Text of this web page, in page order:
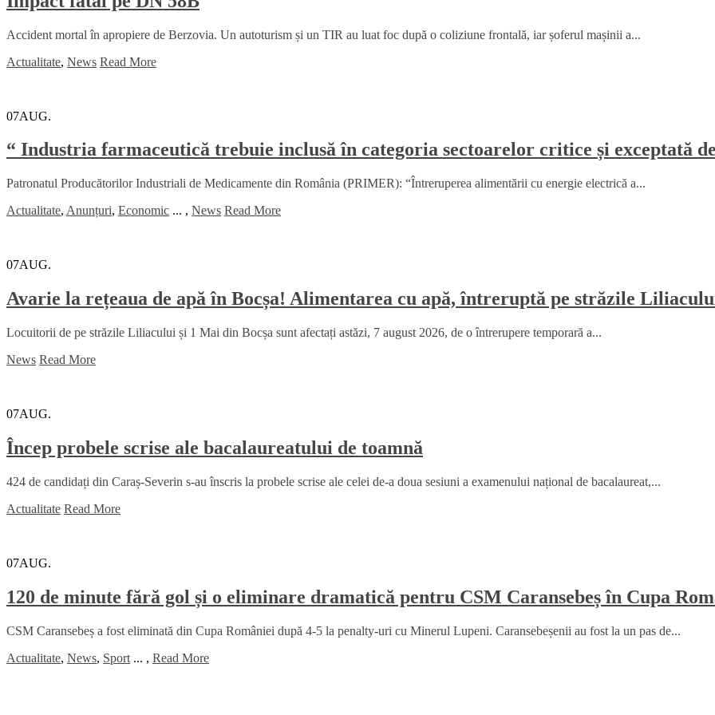
Accident mortal în apropiere de Berzovia. Un autoturism și un TIR au luat foc după o coliziune frontală, iar șoferul mașinii a...
Actualitate, News Read More
07AUG.
“ Industria farmaceutică trebuie inclusă în categoria sectoarelor critice și exceptată
Patronatul Producătorilor Industriali de Medicamente din România (PRIMER): “Întreruperea alimentării cu energie electrică a...
Actualitate, Anunțuri, Economic ... , News Read More
07AUG.
Avarie la rețeaua de apă în Bocșa! Alimentarea cu apă, întreruptă pe străzile
Locuitorii de pe străzile Liliacului și 1 Mai din Bocșa sunt afectați astăzi, 7 august 2026, de o întrerupere temporară a...
News Read More
07AUG.
Încep probele scrise ale bacalaureatului de toamnă
424 de candidați din Caraș-Severin s-au înscris la probele scrise ale celei de-a doua sesiuni a examenului național de bacalaureat,...
Actualitate Read More
07AUG.
120 de minute fără gol și o eliminare dramatică pentru CSM Caransebeș în Cupa
CSM Caransebeș a fost eliminată din Cupa României după 4-5 la penalty-uri cu Minerul Lupeni. Caransebeșenii au fost la un pas de...
Actualitate, News, Sport ... , Read More